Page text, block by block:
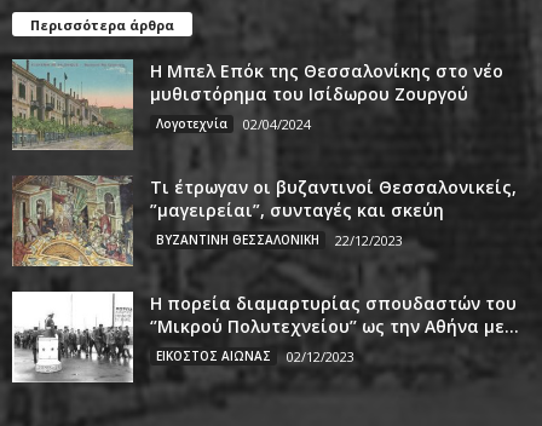
Περισσότερα άρθρα
Η Μπελ Επόκ της Θεσσαλονίκης στο νέο
μυθιστόρημα του Ισίδωρου Ζουργού
Λογοτεχνία 02/04/2024
Τι έτρωγαν οι βυζαντινοί Θεσσαλονικείς,
”μαγειρείαι”, συνταγές και σκεύη
ΒΥΖΑΝΤΙΝΗ ΘΕΣΣΑΛΟΝΙΚΗ 22/12/2023
Η πορεία διαμαρτυρίας σπουδαστών του
‘’Μικρού Πολυτεχνείου’’ ως την Αθήνα με...
ΕΙΚΟΣΤΟΣ ΑΙΩΝΑΣ 02/12/2023